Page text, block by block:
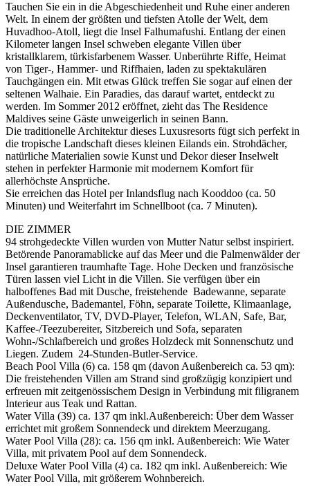
Tauchen Sie ein in die Abgeschiedenheit und Ruhe einer anderen
Welt. In einem der größten und tiefsten Atolle der Welt, dem
Huvadhoo-Atoll, liegt die Insel Falhumafushi. Entlang der einen
Kilometer langen Insel schweben elegante Villen über
kristallklarem, türkisfarbenem Wasser. Unberührte Riffe, Heimat
von Tiger-, Hammer- und Riffhaien, laden zu spektakulären
Tauchgängen ein. Mit etwas Glück treffen Sie sogar auf einen der
seltenen Walhaie. Ein Paradies, das darauf wartet, entdeckt zu
werden. Im Sommer 2012 eröffnet, zieht das The Residence
Maldives seine Gäste unweigerlich in seinen Bann.
Die traditionelle Architektur dieses Luxusresorts fügt sich perfekt in
die tropische Landschaft dieses kleinen Eilands ein. Strohdächer,
natürliche Materialien sowie Kunst und Dekor dieser Inselwelt
stehen in perfekter Harmonie mit modernem Komfort für
allerhöchste Ansprüche.
Sie erreichen das Hotel per Inlandsflug nach Kooddoo (ca. 50
Minuten) und Weiterfahrt im Schnellboot (ca. 7 Minuten).
DIE ZIMMER
94 strohgedeckte Villen wurden von Mutter Natur selbst inspiriert.
Betörende Panoramablicke auf das Meer und die Palmenwälder der
Insel garantieren traumhafte Tage. Hohe Decken und französische
Türen lassen viel Licht in die Villen. Sie verfügen über ein
halboffenes Bad mit Dusche, freistehende Badewanne, separate
Außendusche, Bademantel, Föhn, separate Toilette, Klimaanlage,
Deckenventilator, TV, DVD-Player, Telefon, WLAN, Safe, Bar,
Kaffee-/Teezubereiter, Sitzbereich und Sofa, separaten
Wohn-/Schlafbereich und großes Holzdeck mit Sonnenschutz und
Liegen. Zudem 24-Stunden-Butler-Service.
Beach Pool Villa (6) ca. 158 qm (davon Außenbereich ca. 53 qm):
Die freistehenden Villen am Strand sind großzügig konzipiert und
erfreuen mit zeitgenössischem Design in Verbindung mit filigranem
Interieur aus Teak und Rattan.
Water Villa (39) ca. 137 qm inkl.Außenbereich: Über dem Wasser
errichtet mit großem Sonnendeck und direktem Meerzugang.
Water Pool Villa (28): ca. 156 qm inkl. Außenbereich: Wie Water
Villa, mit privatem Pool auf dem Sonnendeck.
Deluxe Water Pool Villa (4) ca. 182 qm inkl. Außenbereich: Wie
Water Pool Villa, mit größerem Wohnbereich.